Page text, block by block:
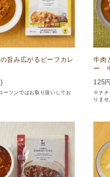
旨み広がるビーフカレ
ーソンではお取り扱いしてお
牛肉
ー
125
※ナチ
りませ